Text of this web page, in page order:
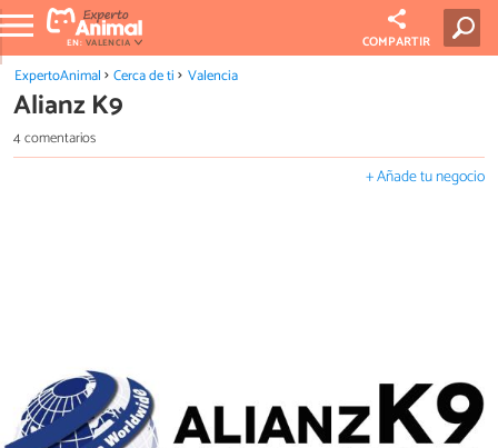
EN: VALENCIA COMPARTIR
ExpertoAnimal Cerca de ti Valencia
Alianz K9
4 comentarios
+ Añade tu negocio